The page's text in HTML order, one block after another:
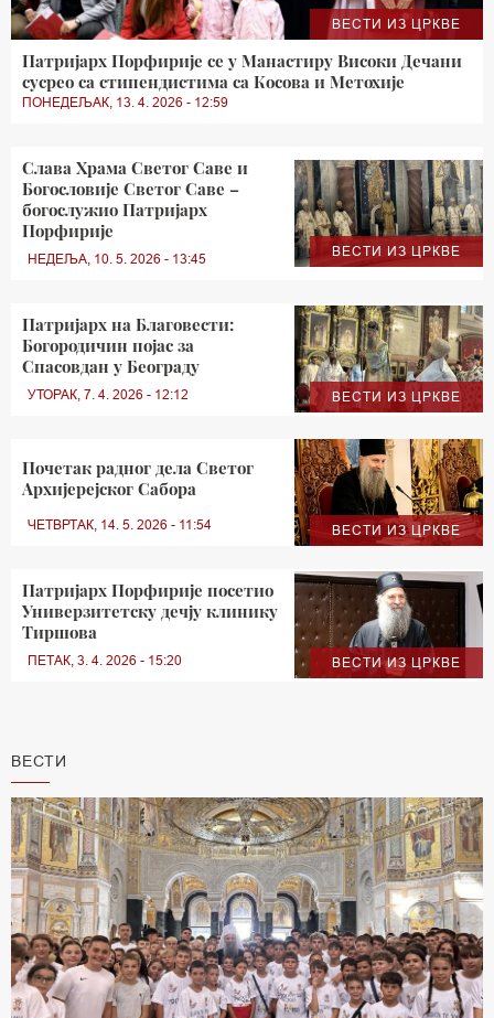
ВЕСТИ ИЗ ЦРКВЕ
Патријарх Порфирије се у Манастиру Високи Дечани
сусрео са стипендистима са Косова и Метохије
ПОНЕДЕЉАК, 13. 4. 2026 - 12:59
ВЕСТИ ИЗ ЦРКВЕ
Слава Храма Светог Саве и
Богословије Светог Саве –
богослужио Патријарх
Порфирије
НЕДЕЉА, 10. 5. 2026 - 13:45
ВЕСТИ ИЗ ЦРКВЕ
Патријарх на Благовести:
Богородичин појас за
Спасовдан у Београду
УТОРАК, 7. 4. 2026 - 12:12
ВЕСТИ ИЗ ЦРКВЕ
Почетак радног дела Светог
Архијерејског Сабора
ЧЕТВРТАК, 14. 5. 2026 - 11:54
ВЕСТИ ИЗ ЦРКВЕ
Патријарх Порфирије посетио
Универзитетску дечју клинику
Тиршова
ПЕТАК, 3. 4. 2026 - 15:20
ВЕСТИ